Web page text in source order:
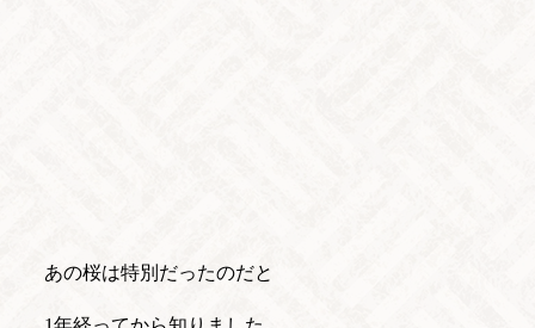
あの桜は特別だったのだと